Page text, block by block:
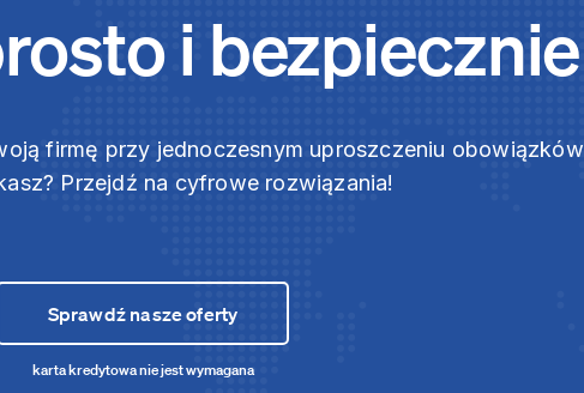
i bezpiecznie
firmę przy jednoczesnym uproszczeniu obowiązków
Przejdź na cyfrowe rozwiązania!
Sprawdź nasze oferty
karta kredytowa nie jest wymagana